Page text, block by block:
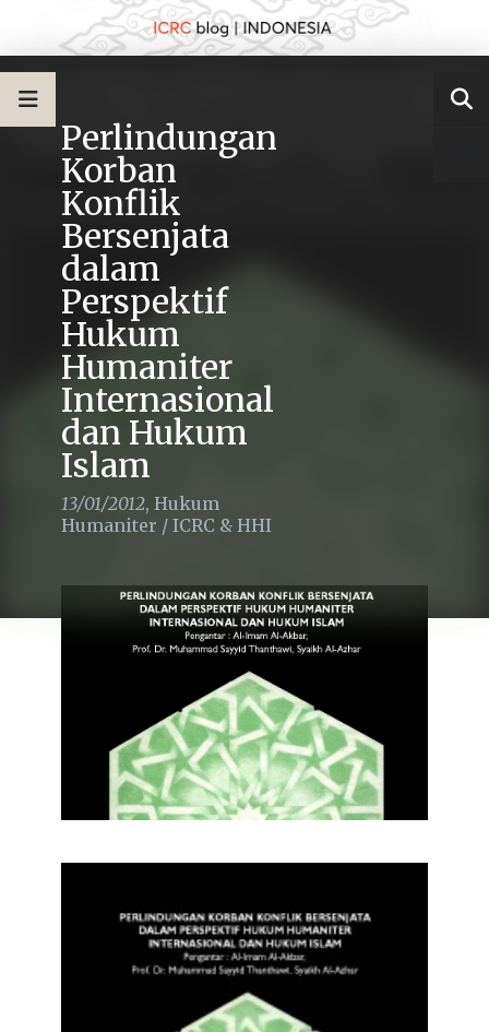
Perlindungan
Korban
Konflik
Bersenjata
dalam
Perspektif
Hukum
Humaniter
Internasional
dan Hukum
Islam
13/01/2012, Hukum
Humaniter / ICRC & HHI